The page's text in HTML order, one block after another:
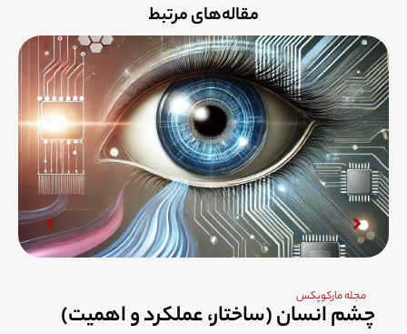
مقاله‌های مرتبط
مجله مارکوپکس
چشم انسان (ساختار، عملکرد و اهمیت)